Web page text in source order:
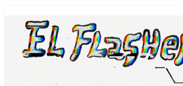
contenido
¯\_(ツ)_/
¯